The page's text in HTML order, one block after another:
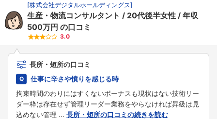
[株式会社デジタルホールディングス]
生産・物流コンサルタント 20代後半女性
年収
500万円 の口コミ
3.0
長所・短所の口コミ
仕事に辛さや憤りを感じる時
拘束時間のわりにはすくないボーナスも現状はない技術リー
ダー枠は存在せず管理リーダー業務をやらなければ昇級は見
込めない管理 ... 長所・短所の口コミの続きを読む